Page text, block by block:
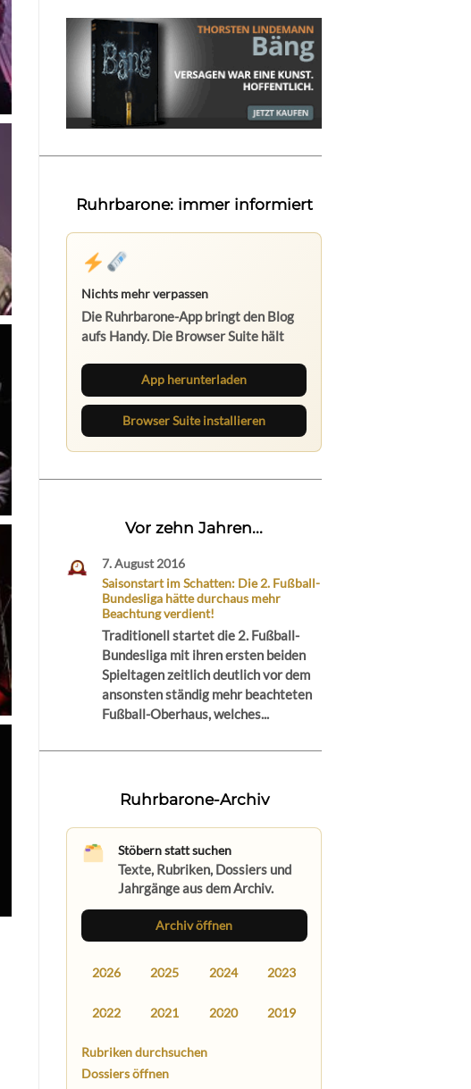
Ruhrbarone: immer informiert
App herunterladen
Browser Suite installieren
Vor zehn Jahren...
7. August 2016
Saisonstart im Schatten: Die 2. Fußball-
Bundesliga hätte durchaus mehr
Beachtung verdient!
Traditionell startet die 2. Fußball-
Bundesliga mit ihren ersten beiden
Spieltagen zeitlich deutlich vor dem
ansonsten ständig mehr beachteten
Fußball-Oberhaus, welches...
Ruhrbarone-Archiv
Stöbern statt suchen
Texte, Rubriken, Dossiers und
Jahrgänge aus dem Archiv.
Archiv öffnen
2026 2025 2024 2023
2022 2021 2020 2019
Rubriken durchsuchen
Dossiers öffnen